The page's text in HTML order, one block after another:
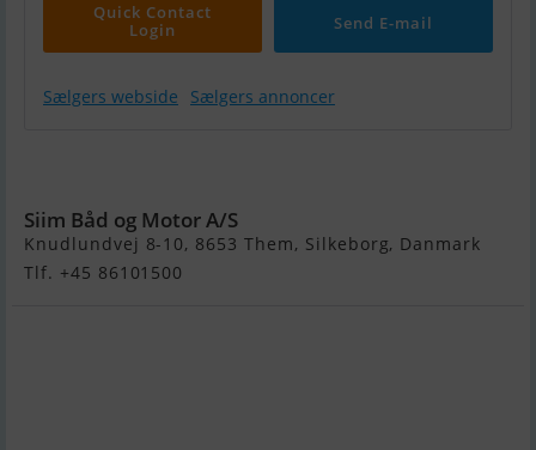
Quick Contact
Login
Send E-mail
Sælgers webside Sælgers annoncer
Siim Båd og Motor A/S
Knudlundvej 8-10, 8653 Them, Silkeborg, Danmark
Tlf. +45 86101500